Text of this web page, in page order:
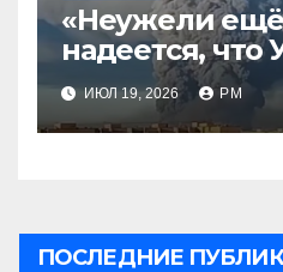
«Неужели ещё
надеется, что
будет
ИЮЛ 19, 2026 РМ
ПОСЛЕДНИЕ